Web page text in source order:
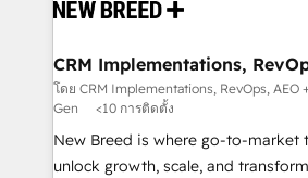
and system integrations powered
trainers to drive platform adoption. 📈
Generation - Full-funnel marketing and high-
performance advertising via Point
Expert deployment of Breeze AI
to automate growth. 🏆 Elite Excellence - 8 platform
CRM Implementations,
Demand Gen
โดย CRM Implementations, RevOps, AEO
Gen
<10 การติดตั้ง
New Breed is where go-to-market
unlock growth, scale, and